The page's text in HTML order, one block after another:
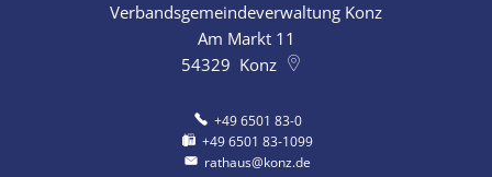
Verbandsgemeindeverwaltung Konz
Am Markt 11
54329 Konz
+49 6501 83-0
+49 6501 83-1099
rathaus@konz.de